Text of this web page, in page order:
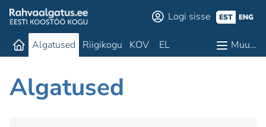
Logi sisse EST ENG
Algatused Riigikogu KOV EL Muu…
Algatused